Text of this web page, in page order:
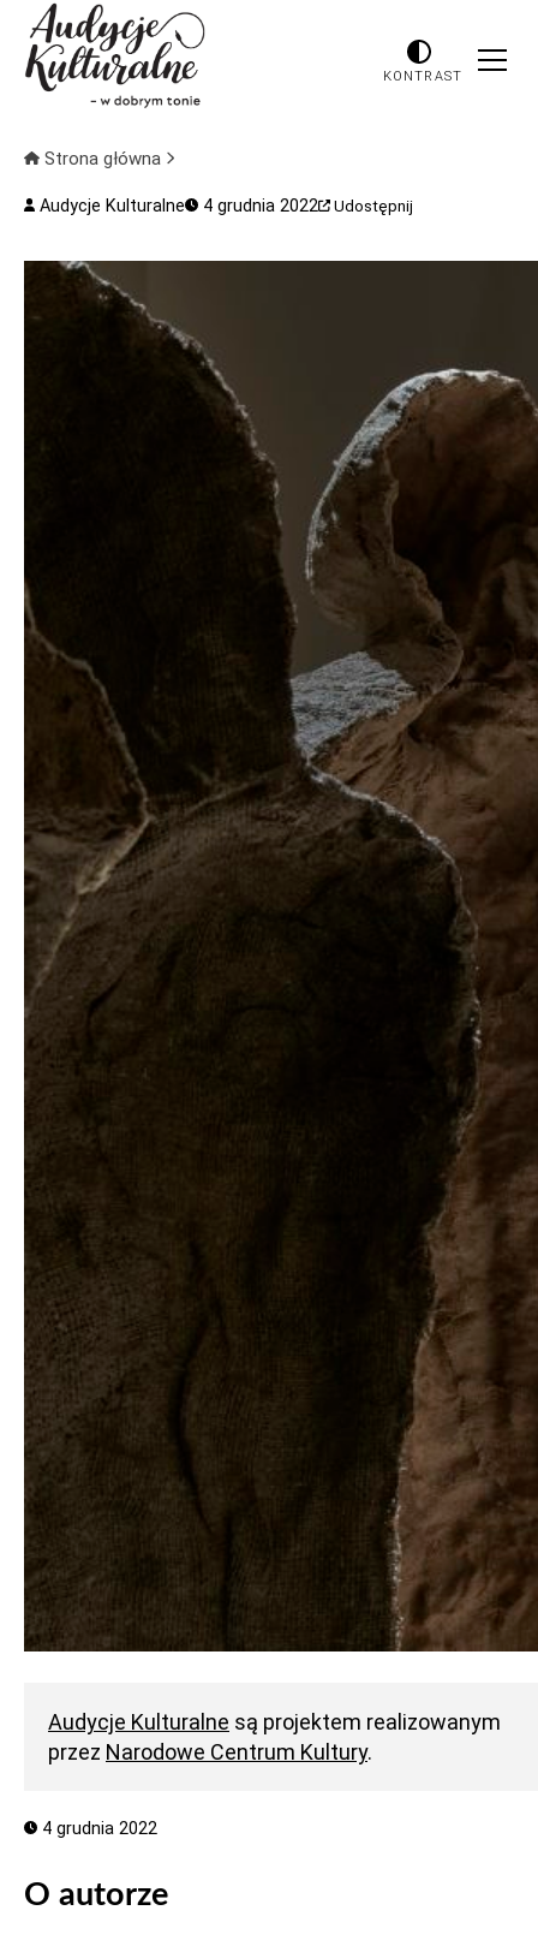
KONTRAST
Strona główna
Audycje Kulturalne 4 grudnia 2022 Udostępnij
Audycje Kulturalne są projektem realizowanym
przez Narodowe Centrum Kultury.
4 grudnia 2022
O autorze